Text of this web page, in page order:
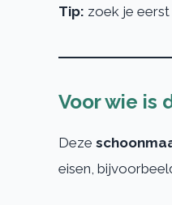
Tip: zoek je eerst
Voor wie is
Deze
eisen,